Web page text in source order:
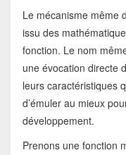
Le mécanisme même
issu des
fonction. Le nom
une évocation directe
leurs caractéristiques
d’émuler au mieux
développement.
Prenons une fonction